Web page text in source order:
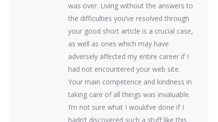
was over. Living without the answers to
the difficulties you’ve resolved through
your good short article is a crucial case,
as well as ones which may have
adversely affected my entire career if I
had not encountered your web site.
Your main competence and kindness in
taking care of all things was invaluable.
I’m not sure what I would’ve done if I
hadn’t discovered such a stuff like this.